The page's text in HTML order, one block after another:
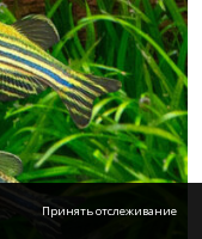
Принять отслеживание